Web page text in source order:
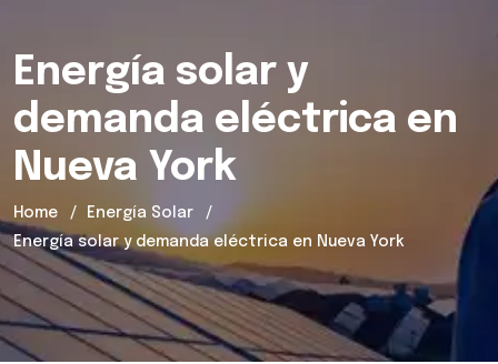
Energía solar y
demanda eléctrica en
Nueva York
Home
Energía Solar
Energía solar y demanda eléctrica en Nueva York